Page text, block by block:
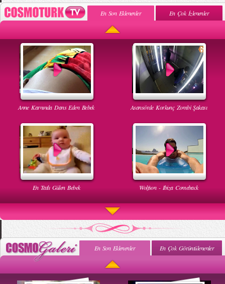
En Son Eklenenler En Çok İzlenenler
Anne Karnında Dans Eden Bebek Asansörde Korkunç Zombi Şakası
En Tatlı Gülen Bebek Wolfson - Ibiza Comeback
Uyuyan Bebeğe Gangnam Dinletilirse Ne Olur
En Son Eklenenler En Çok Görüntülenenler